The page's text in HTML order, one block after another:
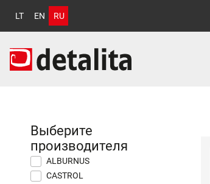
LT EN RU
Выберите
производителя
ALBURNUS
CASTROL